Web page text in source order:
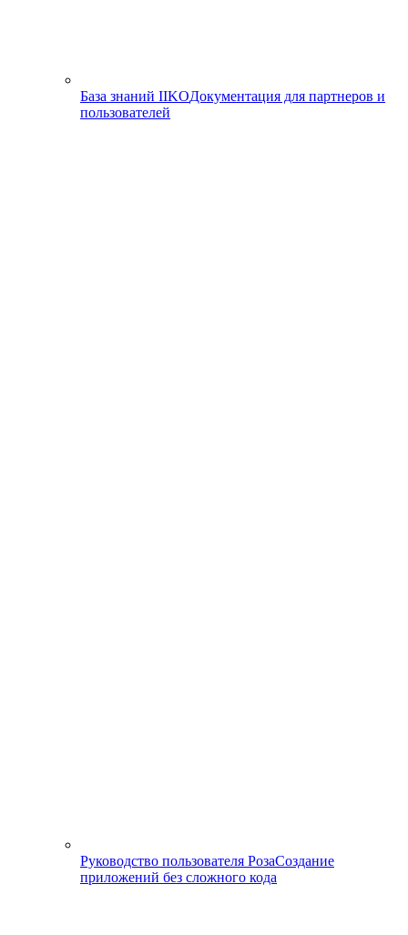
База знаний IIKOДокументация для партнеров и
пользователей
Руководство пользователя РозаСоздание
приложений без сложного кода